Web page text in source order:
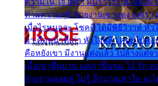
ท่ามความสุขี ช่วยงานเขาแต่ง แต่เรา
เมื่อไรหนอจะ โชคดี ได้มีพิธีวิวาห์ หัว
มา คือหน้าที่เก่า หัวใจหล้า คอยไปคอ
คือหยังเขา มีงานแต่งแล้ว ไปล้างแต่จ
เมื่อเขาชื่นบาน แต่เราขื่นขม โอ้ รัก ล
ล้างจานคอยคู่ ไม่รู้ อีกนานเท่าใด จะ